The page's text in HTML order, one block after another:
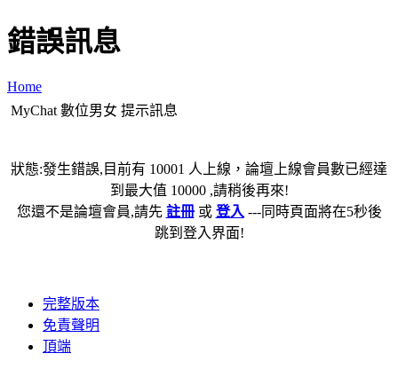
錯誤訊息
Home
MyChat 數位男女 提示訊息
狀態:發生錯誤,目前有 10001 人上線，論壇上線會員數已經達
到最大值 10000 ,請稍後再來!
您還不是論壇會員,請先 註冊或 登入 ---同時頁面將在5秒後
跳到登入界面!
完整版本
免責聲明
頂端